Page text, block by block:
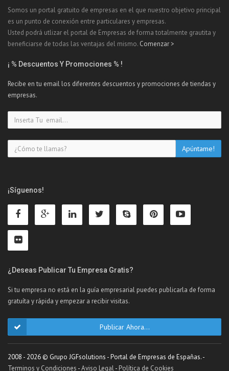
Somos un portal gratuito de empresas en el que nuestro objetivo principal
es un punto de conexión entre particulares y empresas.
Usted podrá utlizar el portal de Empresas de forma totalmente grautita y
beneficiarse de todas las ventajas del mismo. Comenzar >
¡ % Descuentos Y Promociones % !
Recibe en tu email los diferentes descuentos y promociones de tiendas y
empresas.
¡Síguenos!
¿Deseas Publicar Tu Empresa Gratis?
Si tu empresa no está en la guía empresarial puedes publicarla de forma
gratuíta y rápida y empezar a recibir visitas.
Publicar Ahora...
2008 - 2026 © Grupo JGFsolutions - Portal de Empresas de Españas. -
Terminos y Condiciones -Aviso Legal- Política de Cookies